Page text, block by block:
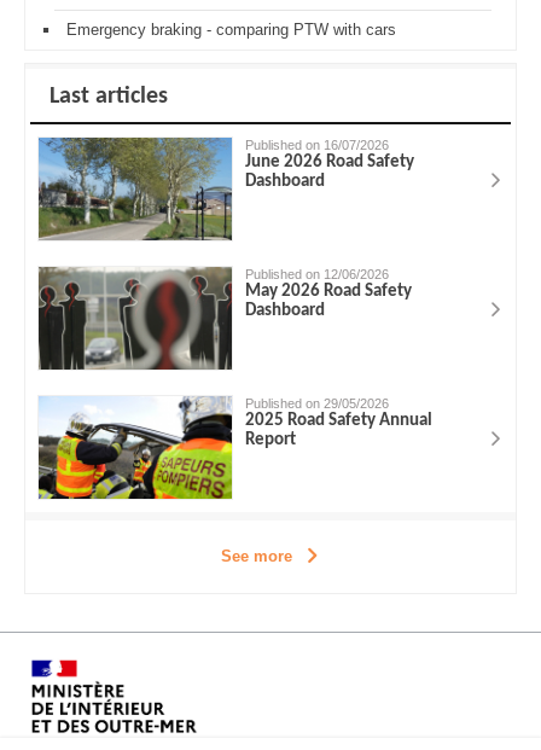
Emergency braking - comparing PTW with cars
Last articles
Published on 16/07/2026
June 2026 Road Safety
Dashboard
Published on 12/06/2026
May 2026 Road Safety
Dashboard
Published on 29/05/2026
2025 Road Safety Annual
Report
See more